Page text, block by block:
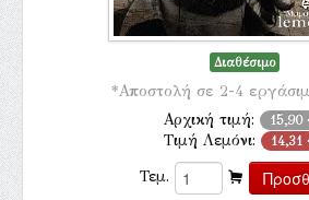
Διαθέσιμο
*Αποστολή σε 2-4
Αρχική τιμή: 15,90
Τιμή Λεμόνι: 14,31
Τεμ.